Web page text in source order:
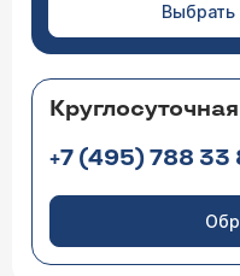
Выбрать
+7 (495) 788 33